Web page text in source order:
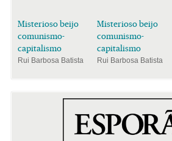
Misterioso beijo
comunismo-
capitalismo
Rui Barbosa Batista
Misterioso beijo
comunismo-
capitalismo
Rui Barbosa Batista